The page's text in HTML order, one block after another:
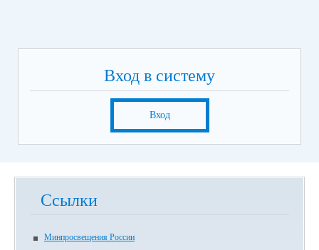
Вход в систему
Вход
Ссылки
Минпросвещения России